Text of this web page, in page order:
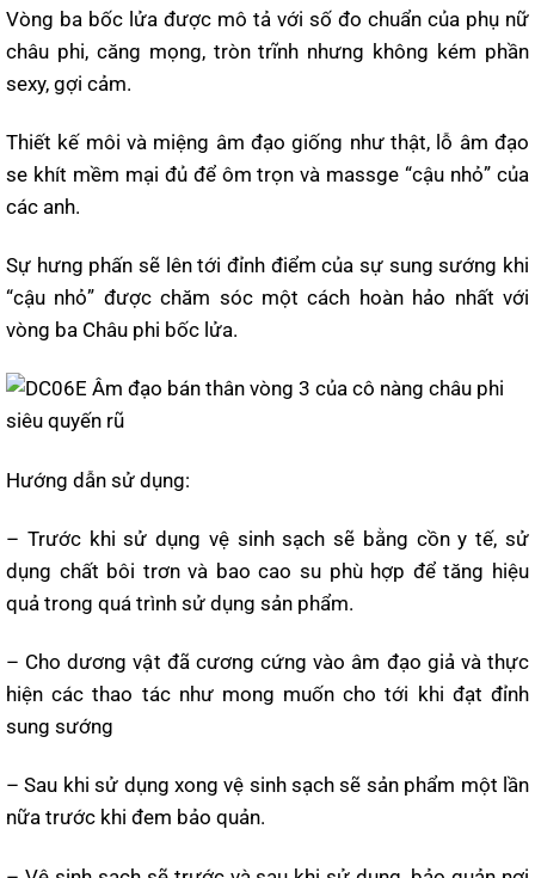
Vòng ba bốc lửa được mô tả với số đo chuẩn của phụ nữ
châu phi, căng mọng, tròn trĩnh nhưng không kém phần
sexy, gợi cảm.
Thiết kế môi và miệng âm đạo giống như thật, lỗ âm đạo
se khít mềm mại đủ để ôm trọn và massge “cậu nhỏ” của
các anh.
Sự hưng phấn sẽ lên tới đỉnh điểm của sự sung sướng khi
“cậu nhỏ” được chăm sóc một cách hoàn hảo nhất với
vòng ba Châu phi bốc lửa.
Hướng dẫn sử dụng:
– Trước khi sử dụng vệ sinh sạch sẽ bằng cồn y tế, sử
dụng chất bôi trơn và bao cao su phù hợp để tăng hiệu
quả trong quá trình sử dụng sản phẩm.
– Cho dương vật đã cương cứng vào âm đạo giả và thực
hiện các thao tác như mong muốn cho tới khi đạt đỉnh
sung sướng
– Sau khi sử dụng xong vệ sinh sạch sẽ sản phẩm một lần
nữa trước khi đem bảo quản.